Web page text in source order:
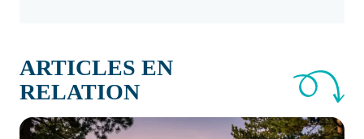
ARTICLES EN
RELATION